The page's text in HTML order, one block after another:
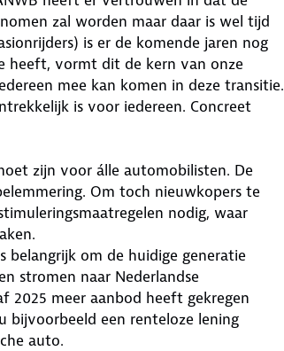
zal worden maar daar is wel tijd
is er de komende jaren nog
heeft, vormt dit de kern van onze
mee kan komen in deze transitie.
is voor iedereen. Concreet
zijn voor álle automobilisten. De
Om toch nieuwkopers te
nodig, waar
belangrijk om de huidige generatie
stromen naar Nederlandse
2025 meer aanbod heeft gekregen
bijvoorbeeld een renteloze lening
auto.